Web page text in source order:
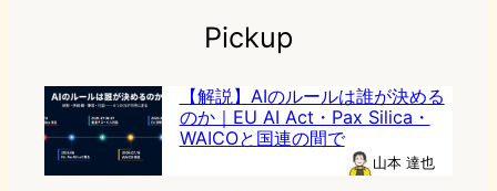
Pickup
【解説】AIのルールは誰が決める
のか｜EU AI Act・Pax Silica・
WAICOと国連の間で
山本 達也